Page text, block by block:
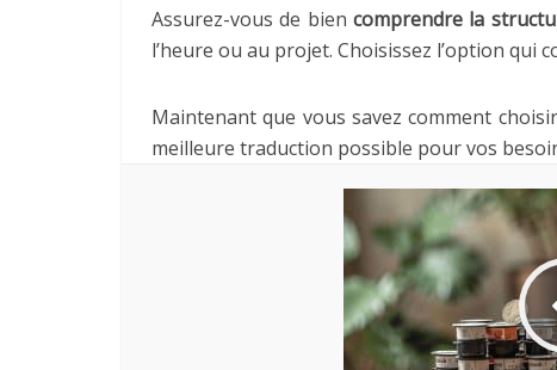
Assurez-vous de bien comprendre la
l’heure ou au projet. Choisissez l’option qui
Maintenant que vous savez comment
meilleure traduction possible pour vos